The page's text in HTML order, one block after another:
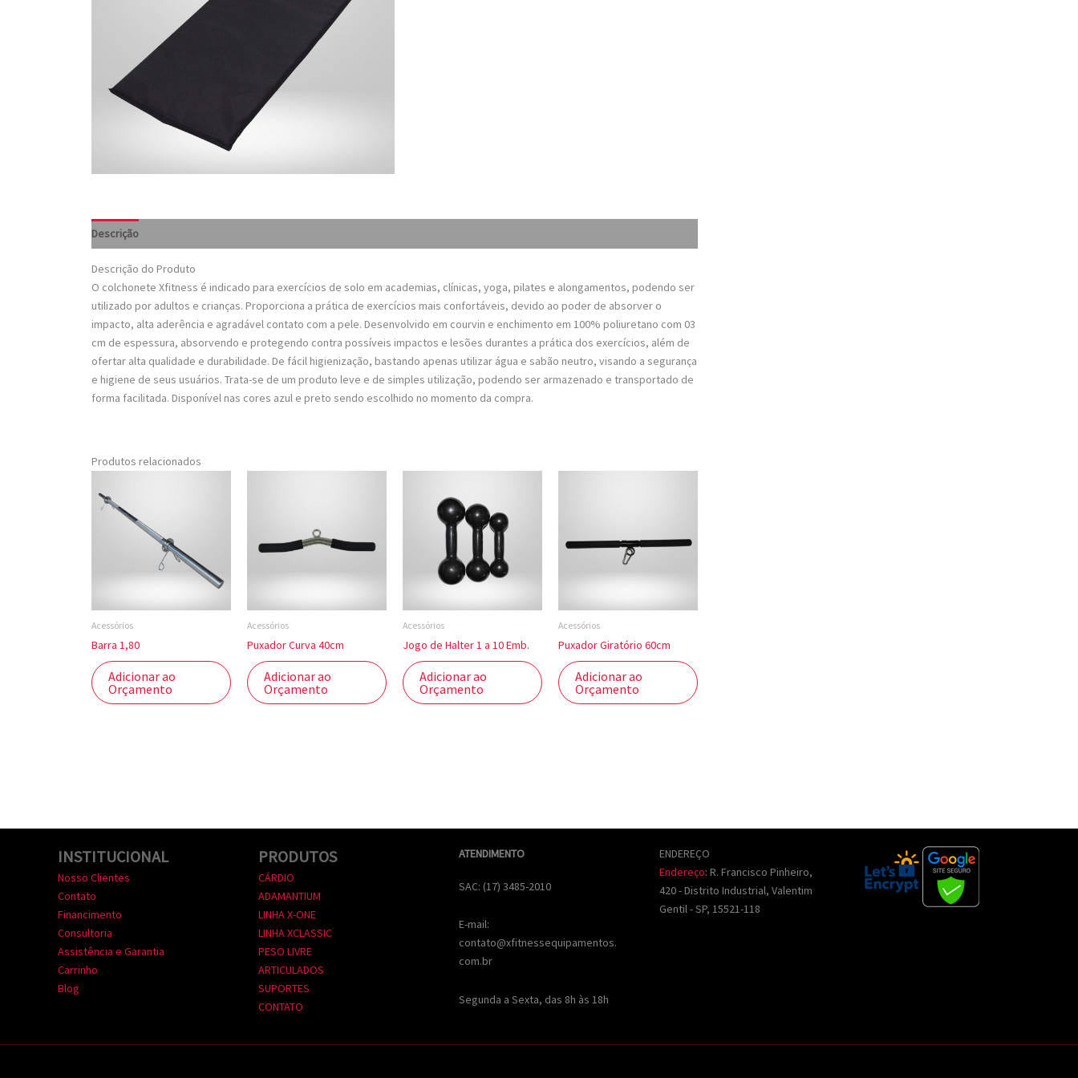
Descrição
Descrição do Produto
O colchonete Xfitness é indicado para exercícios de solo em academias, clínicas, yoga, pilates e alongamentos, podendo ser
utilizado por adultos e crianças. Proporciona a prática de exercícios mais confortáveis, devido ao poder de absorver o
impacto, alta aderência e agradável contato com a pele. Desenvolvido em courvin e enchimento em 100% poliuretano com 03
cm de espessura, absorvendo e protegendo contra possíveis impactos e lesões durantes a prática dos exercícios, além de
ofertar alta qualidade e durabilidade. De fácil higienização, bastando apenas utilizar água e sabão neutro, visando a segurança
e higiene de seus usuários. Trata-se de um produto leve e de simples utilização, podendo ser armazenado e transportado de
forma facilitada. Disponível nas cores azul e preto sendo escolhido no momento da compra.
Produtos relacionados
Acessórios
Barra 1,80
Adicionar ao
Orçamento
Acessórios
Puxador Curva 40cm
Adicionar ao
Orçamento
Acessórios
Jogo de Halter 1 a 10 Emb.
Adicionar ao
Orçamento
Acessórios
Puxador Giratório 60cm
Adicionar ao
Orçamento
INSTITUCIONAL
Nosso Clientes
Contato
Financimento
Consultoria
Assistência e Garantia
Carrinho
Blog
PRODUTOS
CÁRDIO
ADAMANTIUM
LINHA X-ONE
LINHA XCLASSIC
PESO LIVRE
ARTICULADOS
SUPORTES
CONTATO
ATENDIMENTO
SAC: (17) 3485-2010
E-mail:
contato@xfitnessequipamentos.
com.br
Segunda a Sexta, das 8h às 18h
ENDEREÇO
Endereço: R. Francisco Pinheiro,
420 - Distrito Industrial, Valentim
Gentil - SP, 15521-118